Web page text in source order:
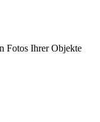
Fotos Ihrer Objekte